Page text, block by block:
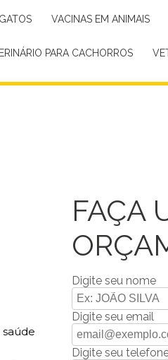
VACINAS EM ANIMAIS
PARA CACHORROS
FAÇA
Digite seu nome
Digite seu email
Digite seu